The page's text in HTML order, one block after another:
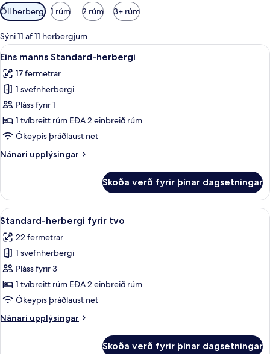
Síur
í
boði
fyrir
herbergi
Öll herbergi 1 rúm 2 rúm 3+ rúm
Sýni 11 af 11 herbergjum
Skoða
allar
myndir
fyrir
Eins
manns
Standard-
Ofnæmisprófaður sængurfatnaður,
4
Eins manns Standard-herbergi
17 fermetrar
1 svefnherbergi
Pláss fyrir 1
1 tvíbreitt rúm EÐA 2 einbreið rúm
Ókeypis þráðlaust net
Nánari upplýsingar
Nánari
manns
Standard-
herbergi
Skoða verð fyrir þínar dagsetningar
Skoða
allar
myndir
fyrir
Standard-
herbergi
fyrir
Ofnæmisprófaður sængurfatnaður,
6
Standard-herbergi fyrir tvo
22 fermetrar
1 svefnherbergi
Pláss fyrir 3
1 tvíbreitt rúm EÐA 2 einbreið rúm
Ókeypis þráðlaust net
Nánari upplýsingar
Nánari
Skoða verð fyrir þínar dagsetningar